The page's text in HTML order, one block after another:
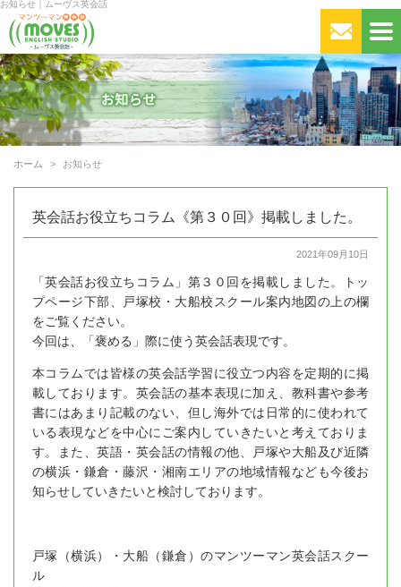
お知らせ｜ムーヴス英会話
ホーム お知らせ
英会話お役立ちコラム《第３０回》掲載しました。
2021年09月10日
「英会話お役立ちコラム」第３０回を掲載しました。トッ
プページ下部、戸塚校・大船校スクール案内地図の上の欄
をご覧ください。
今回は、「褒める」際に使う英会話表現です。
本コラムでは皆様の英会話学習に役立つ内容を定期的に掲
載しております。英会話の基本表現に加え、教科書や参考
書にはあまり記載のない、但し海外では日常的に使われて
いる表現などを中心にご案内していきたいと考えておりま
す。また、英語・英会話の情報の他、戸塚や大船及び近隣
の横浜・鎌倉・藤沢・湘南エリアの地域情報なども今後お
知らせしていきたいと検討しております。
戸塚（横浜）・大船（鎌倉）のマンツーマン英会話スクー
ル